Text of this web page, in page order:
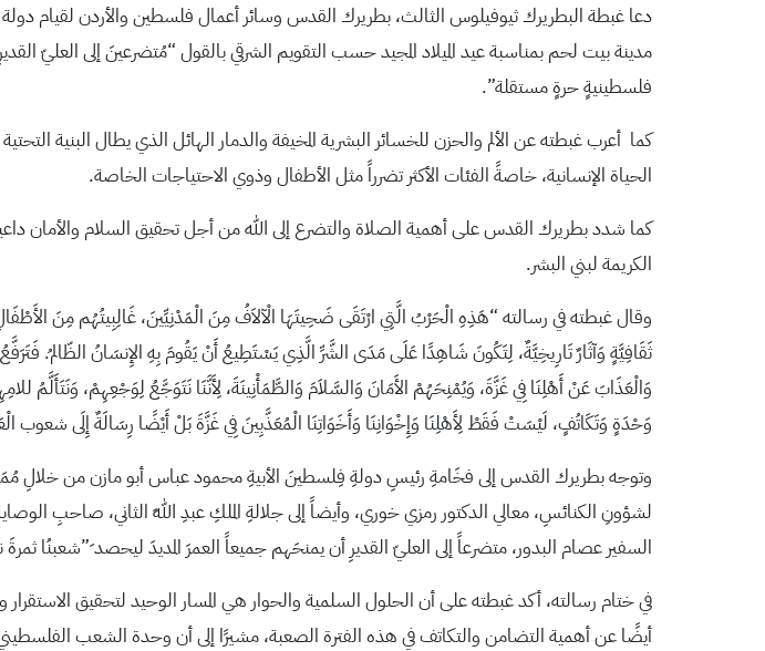
دعا غبطة البطريرك ثيوفيلوس الثالث، بطريرك القدس وسائر أعمال فلسطين والأردن لقيام
مدينة بيت لحم بمناسبة عيد الميلاد المجيد حسب التقويم الشرقي بالقول “مُتضرعينَ إلى العليّ
فلسطينيةٍ حرةٍ مستقلة”.
كما أعرب غبطته عن الألم والحزن للخسائر البشرية المخيفة والدمار الهائل الذي يطال البنية
الحياة الإنسانية، خاصةً الفئات الأكثر تضرراً مثل الأطفال وذوي الاحتياجات الخاصة.
كما شدد بطريرك القدس على أهمية الصلاة والتضرع إلى الله من أجل تحقيق السلام والأمان
الكريمة لبني البشر.
وقال غبطته في رسالته “هَذِهِ الْحَرْبُ الَّتِي ارْتَقَى ضَحِيتَهَا الْآلاَفُ مِنَ الْمَدْنِيِّينَ، غَالِبِيتُهُم مِنَ
ثَقَافِيَّةٍ وَآثَارٌ تَارِيخِيَّةٌ، لِتَكُونَ شَاهِدًا عَلَى مَدَى الشَّرِّ الَّذِي يَسْتَطِيعُ أَنْ يَقُومَ بِهِ الإِنسَانُ الظّالمُ.
وَالْعَذَابَ عَنْ أَهْلِنَا فِي غَزَّةَ، وَيُمْنِحَهُمْ الأَمَانَ وَالسَّلاَمَ وَالطَّمَأْنِينَةَ، لِأَنَّنَا نَتَوَجَّعُ لِوَجْعِهِمْ، وَنَتَأَلَّمُ
وَحْدَةٍ وَتَكَاتُفٍ، لَيْسَتْ فَقَطْ لِأَهْلِنَا وَإِخْوَانِنَا وَأَخَوَاتِنَا الْمُعَذَّبِينَ فِي غَزَّةَ بَلْ أَيْضًا رِسَالَةٌ إِلَى شعوب
وتوجه بطريرك القدس إلى فخَامةِ رئيسِ دولةِ فِلسطينَ الأبيةِ محمود عباس أبو مازن من خلالِ مُمَثِّلهِ
لشؤونِ الكنائسِ، معالي الدكتور رمزي خوري، وأيضاً إلى جلالةِ الملكِ عبدِ اللهِ الثاني، صاحبِ
السفير عصام البدور، متضرعاً إلى العليّ القديرِ أن يمنحَهم جميعاً العمرَ المديدَ ليحصد َ”شعبنُا
في ختام رسالته، أكد غبطته على أن الحلول السلمية والحوار هي المسار الوحيد لتحقيق
أيضًا عن أهمية التضامن والتكاتف في هذه الفترة الصعبة، مشيرًا إلى أن وحدة الشعب الفلسطيني